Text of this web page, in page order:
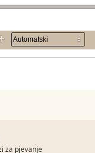
za pjevanje